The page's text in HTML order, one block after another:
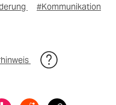
#Kommunikation